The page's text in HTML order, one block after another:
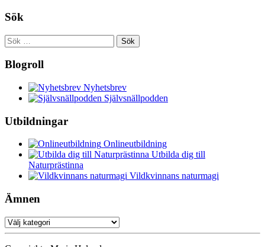
Sök
Sök
efter:
Blogroll
Nyhetsbrev
Självsnällpodden
Utbildningar
Onlineutbildning
Utbilda dig till
Naturprästinna
Vildkvinnans naturmagi
Ämnen
Ämnen